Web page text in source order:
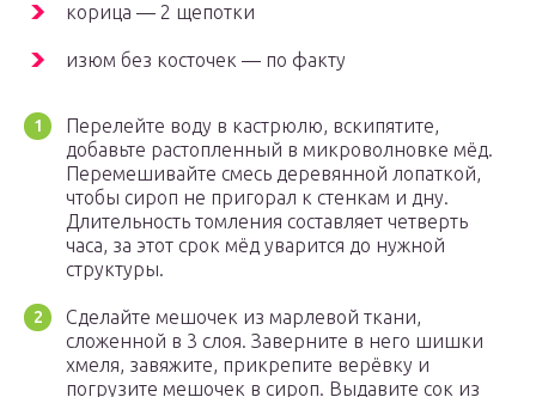
корица — 2 щепотки
изюм без косточек — по факту
Перелейте воду в кастрюлю, вскипятите,
добавьте растопленный в микроволновке мёд.
Перемешивайте смесь деревянной лопаткой,
чтобы сироп не пригорал к стенкам и дну.
Длительность томления составляет четверть
часа, за этот срок мёд уварится до нужной
структуры.
Сделайте мешочек из марлевой ткани,
сложенной в 3 слоя. Заверните в него шишки
хмеля, завяжите, прикрепите верёвку и
погрузите мешочек в сироп. Выдавите сок из